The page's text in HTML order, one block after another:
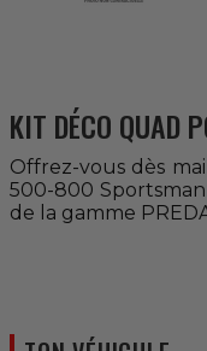
KIT DÉCO QUAD
Offrez-vous dès
500-800
de la gamme